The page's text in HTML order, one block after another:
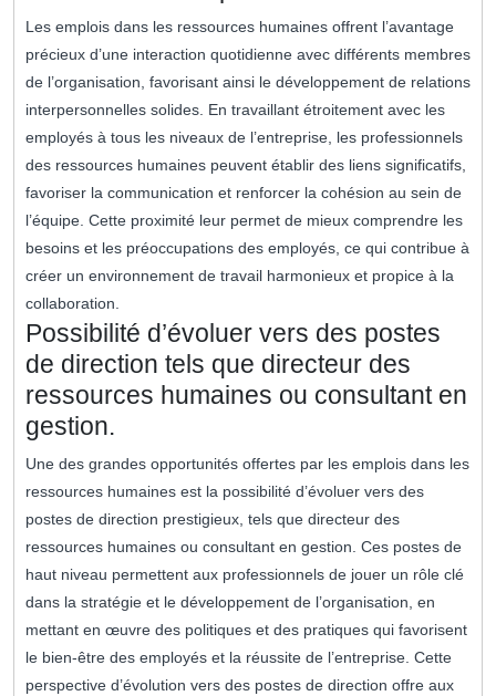
Les emplois dans les ressources humaines offrent l’avantage
précieux d’une interaction quotidienne avec différents membres
de l’organisation, favorisant ainsi le développement de relations
interpersonnelles solides. En travaillant étroitement avec les
employés à tous les niveaux de l’entreprise, les professionnels
des ressources humaines peuvent établir des liens significatifs,
favoriser la communication et renforcer la cohésion au sein de
l’équipe. Cette proximité leur permet de mieux comprendre les
besoins et les préoccupations des employés, ce qui contribue à
créer un environnement de travail harmonieux et propice à la
collaboration.
Possibilité d’évoluer vers des postes
de direction tels que directeur des
ressources humaines ou consultant en
gestion.
Une des grandes opportunités offertes par les emplois dans les
ressources humaines est la possibilité d’évoluer vers des
postes de direction prestigieux, tels que directeur des
ressources humaines ou consultant en gestion. Ces postes de
haut niveau permettent aux professionnels de jouer un rôle clé
dans la stratégie et le développement de l’organisation, en
mettant en œuvre des politiques et des pratiques qui favorisent
le bien-être des employés et la réussite de l’entreprise. Cette
perspective d’évolution vers des postes de direction offre aux